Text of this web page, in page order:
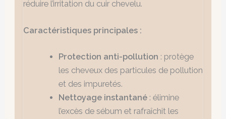
réduire l’irritation du cuir chevelu.
Caractéristiques principales :
Protection anti-pollution : protège
les cheveux des particules de pollution
et des impuretés.
Nettoyage instantané: élimine
l’excès de sébum et rafraîchit les